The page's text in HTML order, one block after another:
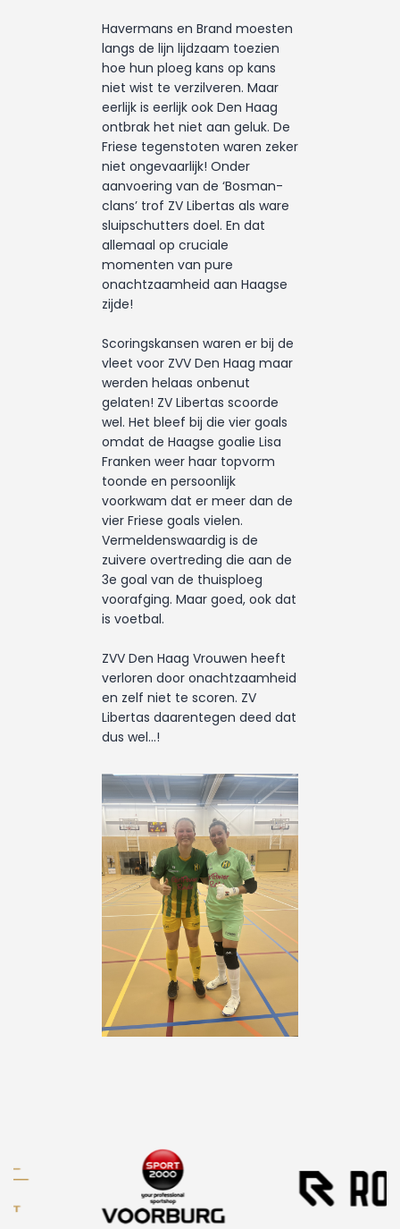
Havermans en Brand moesten
langs de lijn lijdzaam toezien
hoe hun ploeg kans op kans
niet wist te verzilveren. Maar
eerlijk is eerlijk ook Den Haag
ontbrak het niet aan geluk. De
Friese tegenstoten waren zeker
niet ongevaarlijk! Onder
aanvoering van de ‘Bosman-
clans’ trof ZV Libertas als ware
sluipschutters doel. En dat
allemaal op cruciale
momenten van pure
onachtzaamheid aan Haagse
zijde!
Scoringskansen waren er bij de
vleet voor ZVV Den Haag maar
werden helaas onbenut
gelaten! ZV Libertas scoorde
wel. Het bleef bij die vier goals
omdat de Haagse goalie Lisa
Franken weer haar topvorm
toonde en persoonlijk
voorkwam dat er meer dan de
vier Friese goals vielen.
Vermeldenswaardig is de
zuivere overtreding die aan de
3e goal van de thuisploeg
voorafging. Maar goed, ook dat
is voetbal.
ZVV Den Haag Vrouwen heeft
verloren door onachtzaamheid
en zelf niet te scoren. ZV
Libertas daarentegen deed dat
dus wel…!